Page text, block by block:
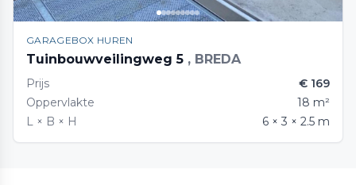
GARAGEBOX HUREN
Tuinbouwveilingweg 5 , BREDA
Prijs
€ 169
Oppervlakte
18 m²
L × B × H
6 × 3 × 2.5 m